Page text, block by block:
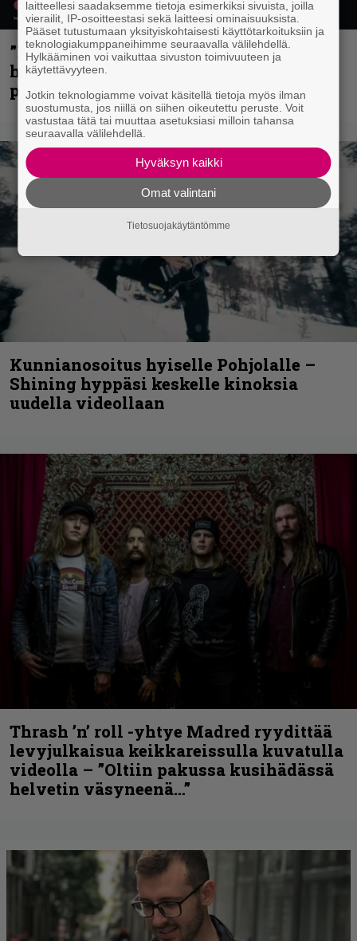
”Mitalini näyttää ihan plektralta” –
huippu-uimari jamittelee Megadethiä
palkinnollaan
Kunnianosoitus hyiselle Pohjolalle –
Shining hyppäsi keskelle kinoksia
uudella videollaan
Thrash ’n’ roll -yhtye Madred ryydittää
levyjulkaisua keikkareissulla kuvatulla
videolla – ”Oltiin pakussa kusihädässä
helvetin väsyneenä…”
laitteellesi saadaksemme tietoja esimerkiksi sivuista, joilla
vierailit, IP-osoitteestasi sekä laitteesi ominaisuuksista.
Pääset tutustumaan yksityiskohtaisesti käyttötarkoituksiin ja
teknologiakumppaneihimme seuraavalla välilehdellä.
Hylkääminen voi vaikuttaa sivuston toimivuuteen ja
käytettävyyteen.
Jotkin teknologiamme voivat käsitellä tietoja myös ilman
suostumusta, jos niillä on siihen oikeutettu peruste. Voit
vastustaa tätä tai muuttaa asetuksiasi milloin tahansa
seuraavalla välilehdellä.
Hyväksyn kaikki
Omat valintani
Tietosuojakäytäntömme